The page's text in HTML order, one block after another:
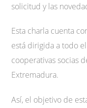
solicitud y las
Esta charla cuenta
está dirigida a todo
cooperativas socias
Extremadura.
Así, el objetivo de